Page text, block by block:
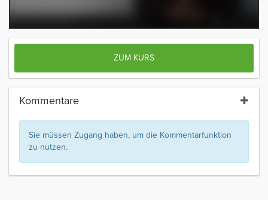
ZUM KURS
Kommentare
Sie müssen Zugang haben, um die Kommentarfunktion
zu nutzen.